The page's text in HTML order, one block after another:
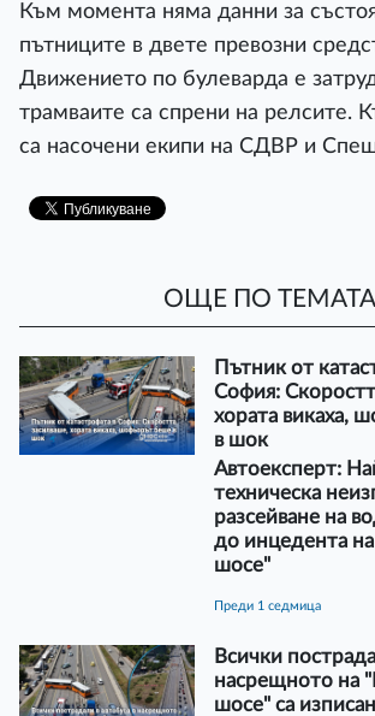
Към момента няма данни за
пътниците в двете превозни
Движението по булеварда е
трамваите са спрени на релсите.
са насочени екипи на СДВР и
ОЩЕ ПО ТЕМАТА
Пътник от
София:
хората викаха,
в шок
Автоексперт:
техническа
разсейване на
до инцедента
шосе"
преди 1 седмица
Всички
насрещното на
шосе" са